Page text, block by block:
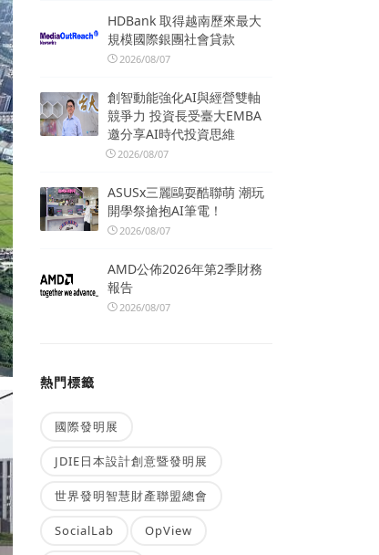
HDBank 取得越南歷來最大
規模國際銀團社會貸款
2026/08/07
創智動能強化AI與經營雙軸
競爭力 投資長受臺大EMBA
邀分享AI時代投資思維
2026/08/07
ASUSx三麗鷗耍酷聯萌 潮玩
開學祭搶抱AI筆電！
2026/08/07
AMD公佈2026年第2季財務
報告
2026/08/07
熱門標籤
國際發明展
JDIE日本設計創意暨發明展
世界發明智慧財產聯盟總會
SocialLab OpView